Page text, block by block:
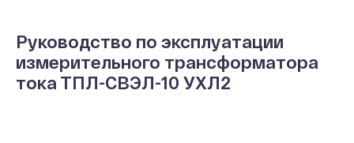
Руководство по эксплуатации
измерительного трансформатора
тока ТПЛ-СВЭЛ-10 УХЛ2